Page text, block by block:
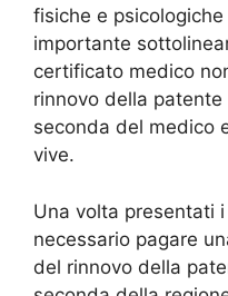
fisiche e
importante
certificato medico
rinnovo della
seconda del medico
vive.
Una volta presentati
necessario pagare
del rinnovo della